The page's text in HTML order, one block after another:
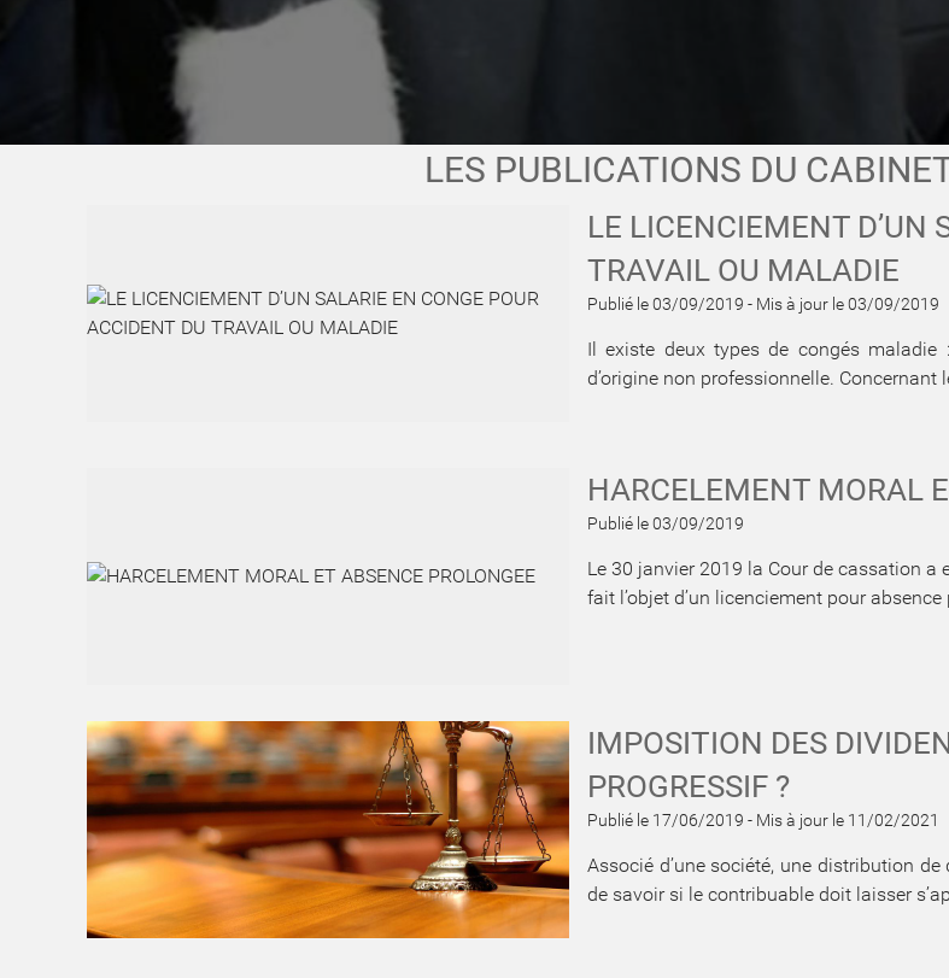
LES PUBLICATIONS DU
LE LICENCIEMENT D’UN
TRAVAIL OU MALADIE
Publié le 03/09/2019 - Mis à jour le 03/09/2019
Il existe deux types de congés maladie
d’origine non professionnelle. Concernant
HARCELEMENT MORAL
Publié le 03/09/2019
Le 30 janvier 2019 la Cour de cassation a
fait l’objet d’un licenciement pour
IMPOSITION DES
PROGRESSIF ?
Publié le 17/06/2019 - Mis à jour le 11/02/2021
Associé d’une société, une distribution
de savoir si le contribuable doit laisser